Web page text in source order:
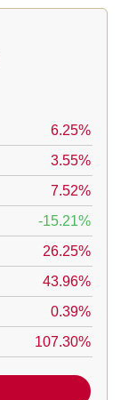
6.25
3.55
7.52
-15.21
26.25
43.96
0.39
107.30